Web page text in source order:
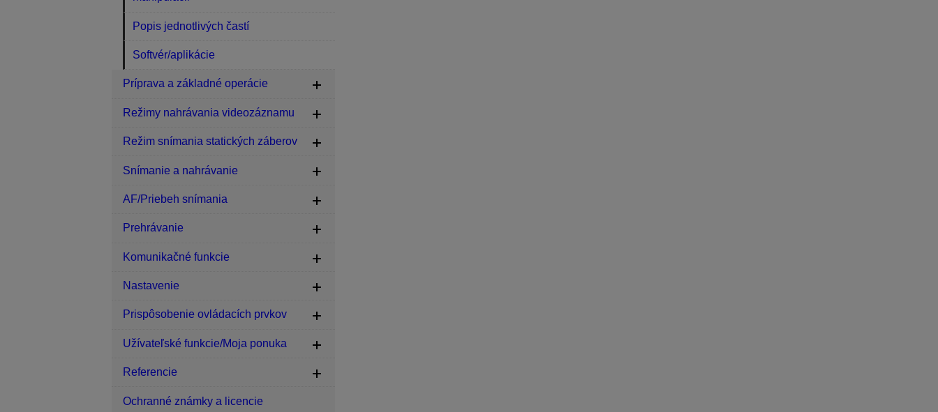
Popis jednotlivých častí
Softvér/aplikácie
Príprava a základné operácie
Režimy nahrávania videozáznamu
Režim snímania statických záberov
Snímanie a nahrávanie
AF/Priebeh snímania
Prehrávanie
Komunikačné funkcie
Nastavenie
Prispôsobenie ovládacích prvkov
Užívateľské funkcie/Moja ponuka
Referencie
Ochranné známky a licencie